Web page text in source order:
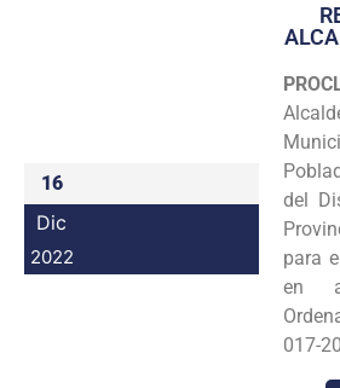
16
Dic
2022
del
para
en
017-